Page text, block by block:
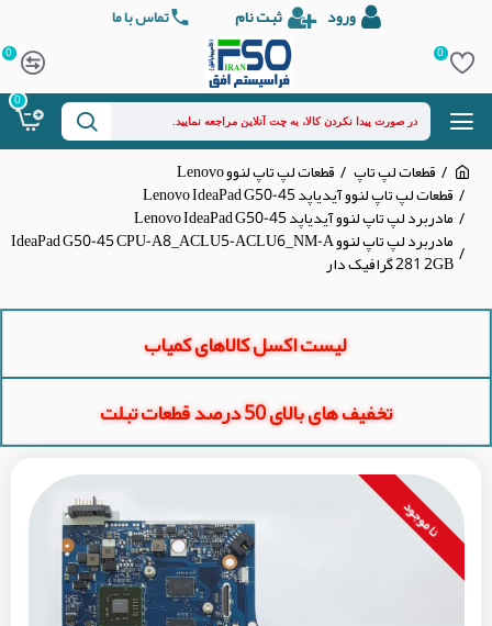
ورود ثبت نام تماس با ما
0
0
0
قطعات لپ تاپ قطعات لپ تاپ لنوو Lenovo
قطعات لپ تاپ لنوو آیدیاپد Lenovo IdeaPad G50-45
مادربرد لپ تاپ لنوو آیدیاپد Lenovo IdeaPad G50-45
مادربرد لپ تاپ لنوو IdeaPad G50-45 CPU-A8_ACLU5-ACLU6_NM-A
281 2GB گرافیک دار
لیست اکسل کالاهای کمیاب
تخفیف های بالای 50 درصد قطعات تبلت
نا موجود